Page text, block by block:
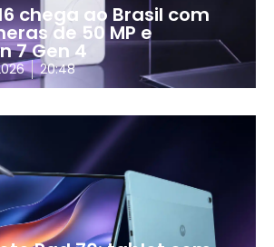
chega ao Brasil com
de 50 MP e
7 Gen 4
20:48